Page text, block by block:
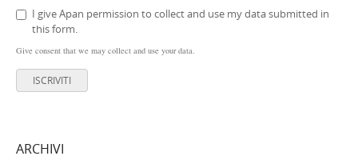
I give Apan permission to collect and use my data submitted in
this form.
Give consent that we may collect and use your data.
ISCRIVITI
ARCHIVI